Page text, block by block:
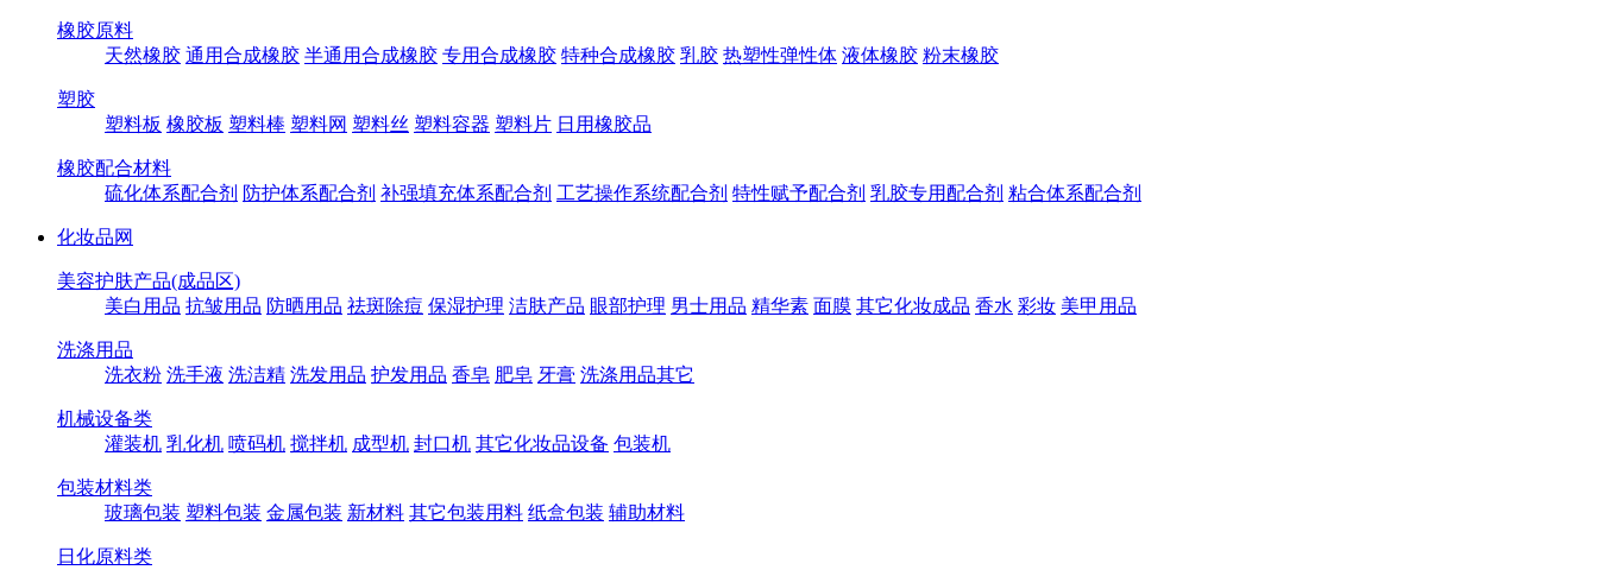
橡胶原料
天然橡胶 通用合成橡胶 半通用合成橡胶 专用合成橡胶 特种合成橡胶 乳胶 热塑性弹性体 液体橡胶 粉末橡胶
塑胶
塑料板 橡胶板 塑料棒 塑料网 塑料丝 塑料容器 塑料片 日用橡胶品
橡胶配合材料
硫化体系配合剂 防护体系配合剂 补强填充体系配合剂 工艺操作系统配合剂 特性赋予配合剂 乳胶专用配合剂 粘合体系配合剂
化妆品网
美容护肤产品(成品区)
美白用品 抗皱用品 防晒用品 祛斑除痘 保湿护理 洁肤产品 眼部护理 男士用品 精华素 面膜 其它化妆成品 香水 彩妆 美甲用品
洗涤用品
洗衣粉 洗手液 洗洁精 洗发用品 护发用品 香皂 肥皂 牙膏 洗涤用品其它
机械设备类
灌装机 乳化机 喷码机 搅拌机 成型机 封口机 其它化妆品设备 包装机
包装材料类
玻璃包装 塑料包装 金属包装 新材料 其它包装用料 纸盒包装 辅助材料
日化原料类